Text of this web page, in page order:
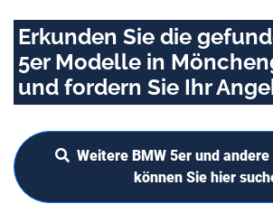
Erkunden Sie die
5er Modelle in
und fordern Sie Ihr
Weitere BMW 5er und
können Sie hier